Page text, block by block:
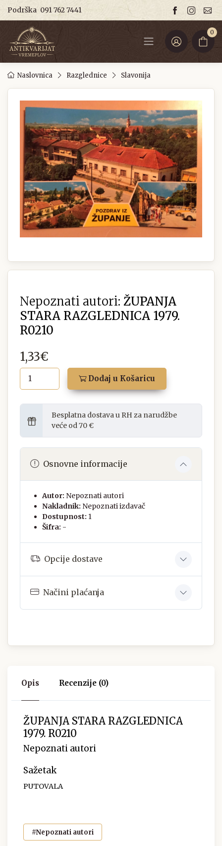
Podrška 091 762 7441
0
Naslovnica Razglednice Slavonija
Nepoznati autori: ŽUPANJA
STARA RAZGLEDNICA 1979.
R0210
1,33€
Dodaj u Košaricu
Besplatna dostava u RH za narudžbe
veće od 70 €
Osnovne informacije
Autor: Nepoznati autori
Nakladnik: Nepoznati izdavač
Dostupnost: 1
Šifra: -
Opcije dostave
Načini plaćanja
Opis Recenzije (0)
ŽUPANJA STARA RAZGLEDNICA
1979. R0210
Nepoznati autori
Sažetak
PUTOVALA
#Nepoznati autori